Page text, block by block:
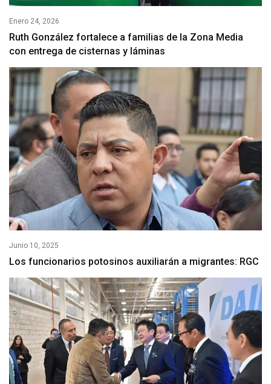
Enero 24, 2026
Ruth González fortalece a familias de la Zona Media
con entrega de cisternas y láminas
Junio 10, 2025
Los funcionarios potosinos auxiliarán a migrantes: RGC